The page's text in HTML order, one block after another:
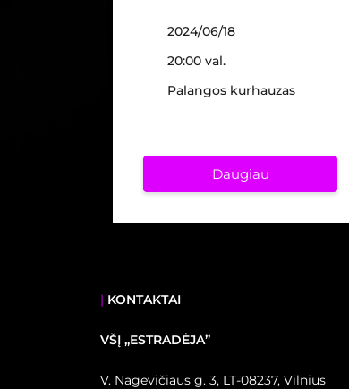
2024/06/18
20:00 val.
Palangos kurhauzas
Daugiau
| KONTAKTAI
VŠĮ ,,ESTRADĖJA”
V. Nagevičiaus g. 3, LT-08237, Vilnius